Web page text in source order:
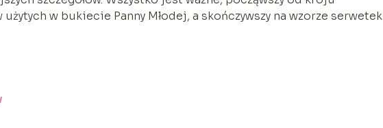
w bukiecie Panny Młodej, a skończywszy na wzorze serwetek